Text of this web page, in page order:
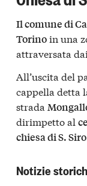
Il comune di
Torinoin una
attraversata
All’uscita del
cappella detta
strada
dirimpetto al
chiesa di S. Siro
Notizie